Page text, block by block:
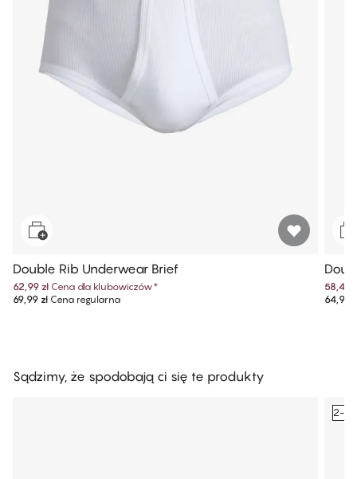
Double Rib Underwear Brief
62,99 zł Cena dla klubowiczów*
69,99 złCena regularna
58,49
64,99
Sądzimy, że spodobają ci się te produkty
2-